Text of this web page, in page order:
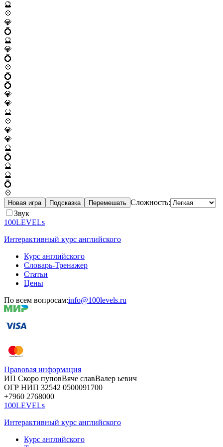
🔮
💠
💎
💍
🔮
💎
💍
💠
💍
💍
💎
💎
🔮
💠
💎
💎
🔮
💍
🔮
🔮
💍
💠
Новая игра Подсказка Перемешать Сложность:
Звук
100LEVELs
Интерактивный курс английского
Курс английского
Словарь-Тренажер
Статьи
Цены
По всем вопросам:info@100levels.ru
Правовая информация
ИП Скоро пуповВяче славВалер ьевич
ОГР НИП 32542 0500091700
+7960 2768000
100LEVELs
Интерактивный курс английского
Курс английского